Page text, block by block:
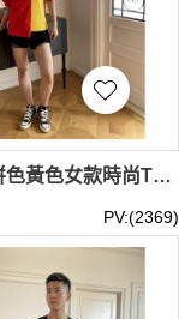
訂製紅色拼色黃色女款時尚T恤 設計亞麻棉拼色圓領短袖T恤 真人試穿 模特試穿 T恤生產商 IG-BD-UK23136
PV:(2369)